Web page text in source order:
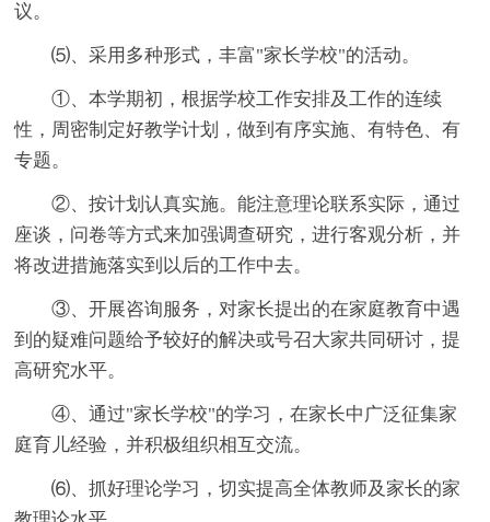
议。
⑸、采用多种形式，丰富"家长学校"的活动。
①、本学期初，根据学校工作安排及工作的连续
性，周密制定好教学计划，做到有序实施、有特色、有
专题。
②、按计划认真实施。能注意理论联系实际，通过
座谈，问卷等方式来加强调查研究，进行客观分析，并
将改进措施落实到以后的工作中去。
③、开展咨询服务，对家长提出的在家庭教育中遇
到的疑难问题给予较好的解决或号召大家共同研讨，提
高研究水平。
④、通过"家长学校"的学习，在家长中广泛征集家
庭育儿经验，并积极组织相互交流。
⑹、抓好理论学习，切实提高全体教师及家长的家